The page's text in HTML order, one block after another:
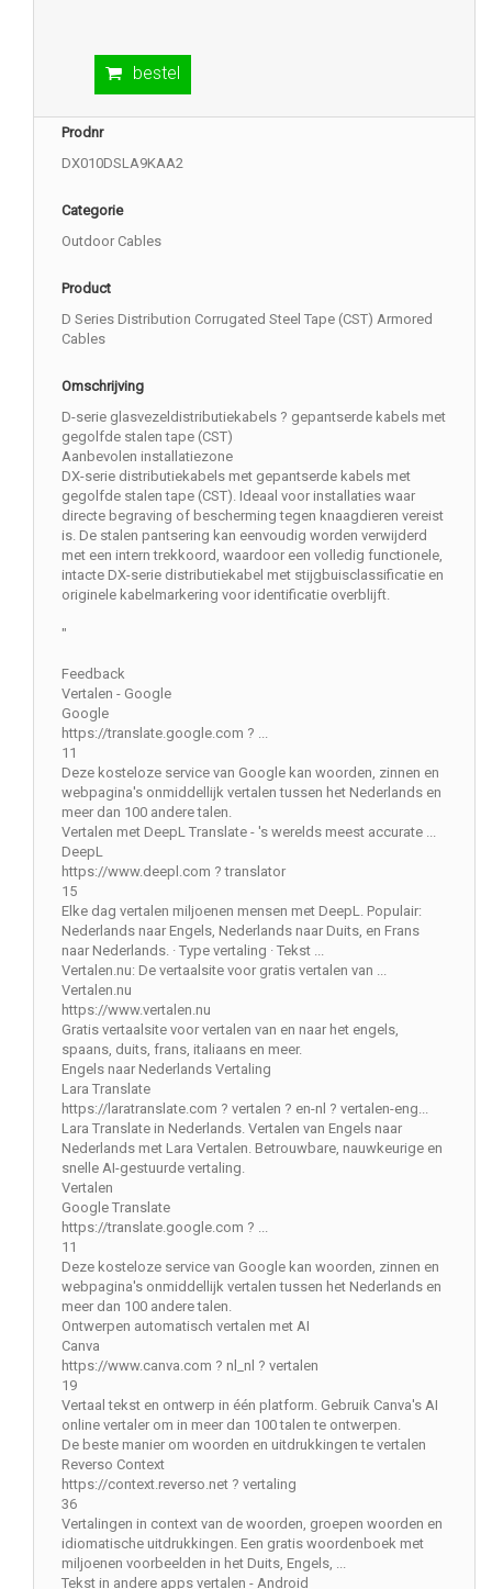
bestel
Prodnr
DX010DSLA9KAA2
Categorie
Outdoor Cables
Product
D Series Distribution Corrugated Steel Tape (CST) Armored
Cables
Omschrijving
D-serie glasvezeldistributiekabels ? gepantserde kabels met
gegolfde stalen tape (CST)
Aanbevolen installatiezone
DX-serie distributiekabels met gepantserde kabels met
gegolfde stalen tape (CST). Ideaal voor installaties waar
directe begraving of bescherming tegen knaagdieren vereist
is. De stalen pantsering kan eenvoudig worden verwijderd
met een intern trekkoord, waardoor een volledig functionele,
intacte DX-serie distributiekabel met stijgbuisclassificatie en
originele kabelmarkering voor identificatie overblijft.
"
Feedback
Vertalen - Google
Google
https://translate.google.com ? ...
11
Deze kosteloze service van Google kan woorden, zinnen en
webpagina's onmiddellijk vertalen tussen het Nederlands en
meer dan 100 andere talen.
Vertalen met DeepL Translate - 's werelds meest accurate ...
DeepL
https://www.deepl.com ? translator
15
Elke dag vertalen miljoenen mensen met DeepL. Populair:
Nederlands naar Engels, Nederlands naar Duits, en Frans
naar Nederlands. · Type vertaling · Tekst ...
Vertalen.nu: De vertaalsite voor gratis vertalen van ...
Vertalen.nu
https://www.vertalen.nu
Gratis vertaalsite voor vertalen van en naar het engels,
spaans, duits, frans, italiaans en meer.
Engels naar Nederlands Vertaling
Lara Translate
https://laratranslate.com ? vertalen ? en-nl ? vertalen-eng...
Lara Translate in Nederlands. Vertalen van Engels naar
Nederlands met Lara Vertalen. Betrouwbare, nauwkeurige en
snelle AI-gestuurde vertaling.
Vertalen
Google Translate
https://translate.google.com ? ...
11
Deze kosteloze service van Google kan woorden, zinnen en
webpagina's onmiddellijk vertalen tussen het Nederlands en
meer dan 100 andere talen.
Ontwerpen automatisch vertalen met AI
Canva
https://www.canva.com ? nl_nl ? vertalen
19
Vertaal tekst en ontwerp in één platform. Gebruik Canva's AI
online vertaler om in meer dan 100 talen te ontwerpen.
De beste manier om woorden en uitdrukkingen te vertalen
Reverso Context
https://context.reverso.net ? vertaling
36
Vertalingen in context van de woorden, groepen woorden en
idiomatische uitdrukkingen. Een gratis woordenboek met
miljoenen voorbeelden in het Duits, Engels, ...
Tekst in andere apps vertalen - Android